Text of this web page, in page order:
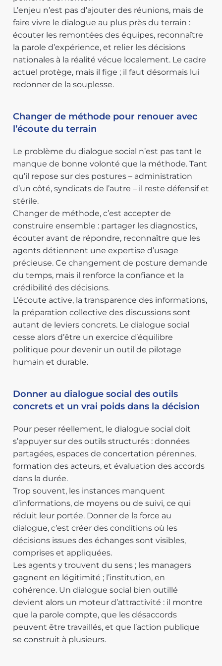
L’enjeu n’est pas d’ajouter des réunions, mais de
faire vivre le dialogue au plus près du terrain :
écouter les remontées des équipes, reconnaître
la parole d’expérience, et relier les décisions
nationales à la réalité vécue localement. Le cadre
actuel protège, mais il fige ; il faut désormais lui
redonner de la souplesse.
Changer de méthode pour renouer avec
l’écoute du terrain
Le problème du dialogue social n’est pas tant le
manque de bonne volonté que la méthode. Tant
qu’il repose sur des postures – administration
d’un côté, syndicats de l’autre – il reste défensif et
stérile.
Changer de méthode, c’est accepter de
construire ensemble : partager les diagnostics,
écouter avant de répondre, reconnaître que les
agents détiennent une expertise d’usage
précieuse. Ce changement de posture demande
du temps, mais il renforce la confiance et la
crédibilité des décisions.
L’écoute active, la transparence des informations,
la préparation collective des discussions sont
autant de leviers concrets. Le dialogue social
cesse alors d’être un exercice d’équilibre
politique pour devenir un outil de pilotage
humain et durable.
Donner au dialogue social des outils
concrets et un vrai poids dans la décision
Pour peser réellement, le dialogue social doit
s’appuyer sur des outils structurés : données
partagées, espaces de concertation pérennes,
formation des acteurs, et évaluation des accords
dans la durée.
Trop souvent, les instances manquent
d’informations, de moyens ou de suivi, ce qui
réduit leur portée. Donner de la force au
dialogue, c’est créer des conditions où les
décisions issues des échanges sont visibles,
comprises et appliquées.
Les agents y trouvent du sens ; les managers
gagnent en légitimité ; l’institution, en
cohérence. Un dialogue social bien outillé
devient alors un moteur d’attractivité : il montre
que la parole compte, que les désaccords
peuvent être travaillés, et que l’action publique
se construit à plusieurs.